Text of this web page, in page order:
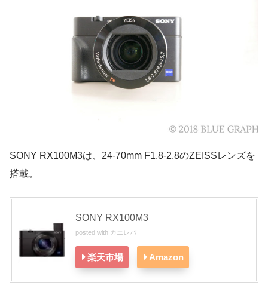
SONY RX100M3は、24-70mm F1.8-2.8のZEISSレンズを
搭載。
SONY RX100M3
posted with カエレバ
楽天市場 Amazon